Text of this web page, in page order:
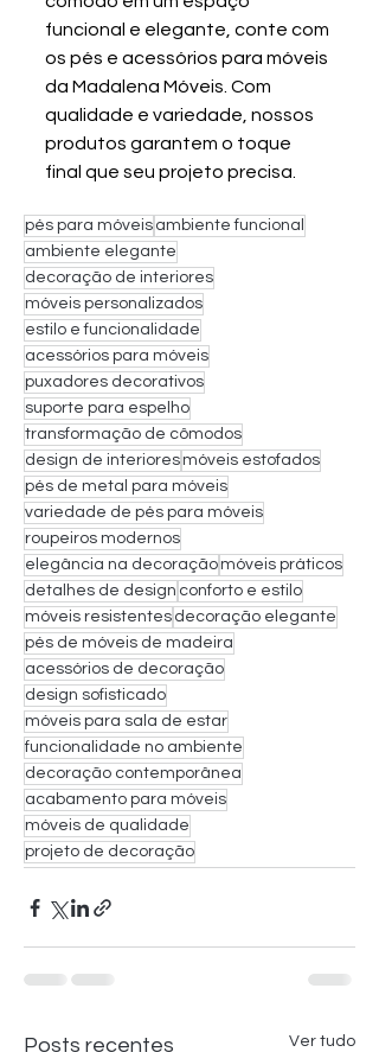
funcional e elegante, conte com
os pés e acessórios para móveis
da Madalena Móveis. Com
qualidade e variedade, nossos
produtos garantem o toque
final que seu projeto precisa.
pés para móveis ambiente funcional
ambiente elegante
decoração de interiores
móveis personalizados
estilo e funcionalidade
acessórios para móveis
puxadores decorativos
suporte para espelho
transformação de cômodos
design de interiores móveis estofados
pés de metal para móveis
variedade de pés para móveis
roupeiros modernos
elegância na decoração móveis práticos
detalhes de design conforto e estilo
móveis resistentes decoração elegante
pés de móveis de madeira
acessórios de decoração
design sofisticado
móveis para sala de estar
funcionalidade no ambiente
decoração contemporânea
acabamento para móveis
móveis de qualidade
projeto de decoração
Posts recentes Ver tudo